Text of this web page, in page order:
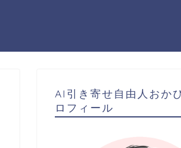
AI引き寄せ自由人おか
ロフィール